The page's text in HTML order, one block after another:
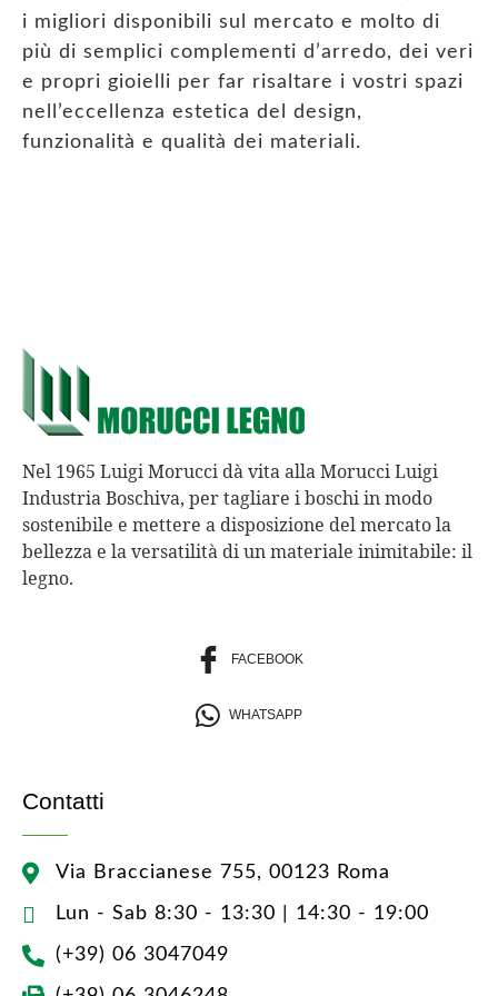
i migliori disponibili sul mercato e molto di
più di semplici complementi d’arredo, dei veri
e propri gioielli per far risaltare i vostri spazi
nell’eccellenza estetica del design,
funzionalità e qualità dei materiali.
Nel 1965 Luigi Morucci dà vita alla Morucci Luigi
Industria Boschiva, per tagliare i boschi in modo
sostenibile e mettere a disposizione del mercato la
bellezza e la versatilità di un materiale inimitabile: il
legno.
FACEBOOK
WHATSAPP
Contatti
Via Braccianese 755, 00123 Roma
Lun - Sab 8:30 - 13:30 | 14:30 - 19:00
(+39) 06 3047049